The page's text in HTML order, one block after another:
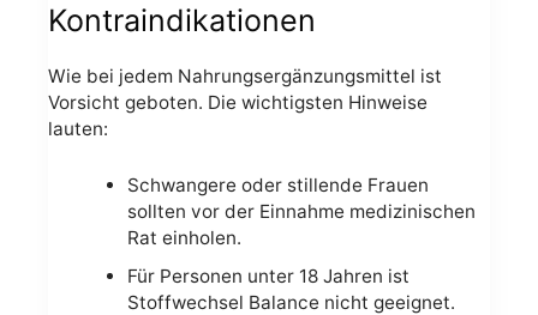
Kontraindikationen
Wie bei jedem Nahrungsergänzungsmittel ist
Vorsicht geboten. Die wichtigsten Hinweise
lauten:
Schwangere oder stillende Frauen
sollten vor der Einnahme medizinischen
Rat einholen.
Für Personen unter 18 Jahren ist
Stoffwechsel Balance nicht geeignet.